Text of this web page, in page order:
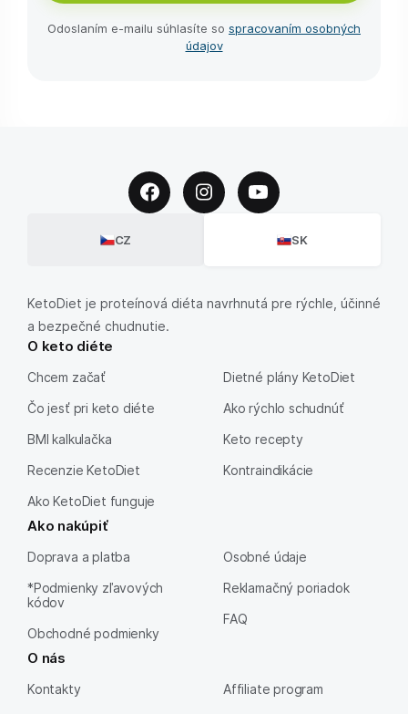
Odoslaním e-⁠mailu súhlasíte so spracovaním osobných
údajov
CZ SK
KetoDiet je proteínová diéta navrhnutá pre rýchle, účinné
a bezpečné chudnutie.
O keto diéte
Chcem začať
Čo jesť pri keto diéte
BMI kalkulačka
Recenzie KetoDiet
Ako KetoDiet funguje
Dietné plány KetoDiet
Ako rýchlo schudnúť
Keto recepty
Kontraindikácie
Ako nakúpiť
Doprava a platba
*Podmienky zľavových
kódov
Obchodné podmienky
Osobné údaje
Reklamačný poriadok
FAQ
O nás
Kontakty
Affiliate program